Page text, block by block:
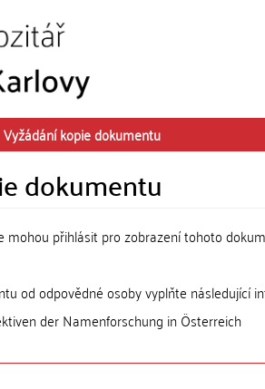
Vyžádání kopie dokumentu
dokumentu
přihlásit pro zobrazení tohoto
od odpovědné osoby vyplňte následující
der Namenforschung in Österreich